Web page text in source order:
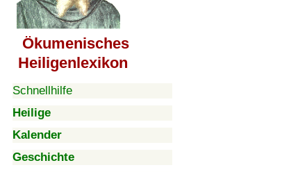
Ökumenisches
Heiligenlexikon
Schnellhilfe
Heilige
Kalender
Geschichte